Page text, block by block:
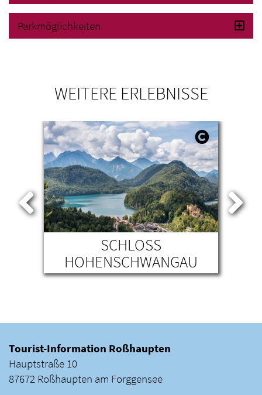
Parkmöglichkeiten
WEITERE ERLEBNISSE
SCHLOSS
HOHENSCHWANGAU
SCHWANGAU
Tourist-Information Roßhaupten
Hauptstraße 10
87672 Roßhaupten am Forggensee